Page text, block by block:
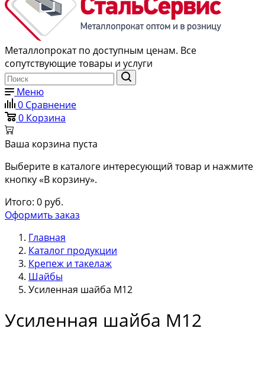
Металлопрокат по доступным ценам. Все
сопутствующие товары и услуги
Меню
0 Сравнение
0 Корзина
Ваша корзина пуста
Выберите в каталоге интересующий товар и нажмите
кнопку «В корзину».
Итого: 0 руб.
Оформить заказ
Главная
Каталог продукции
Крепеж и такелаж
Шайбы
Усиленная шайба М12
Усиленная шайба М12